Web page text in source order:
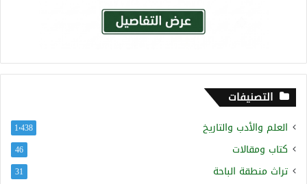
التصنيفات
العلم والأدب والتاريخ 1٬438
كتاب ومقالات 46
تراث منطقة الباحة 31